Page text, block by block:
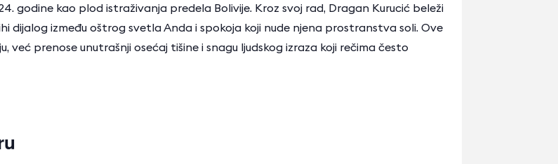
godine kao plod istraživanja predela Bolivije. Kroz svoj rad, Dragan Kurucić beleži
dijalog između oštrog svetla Anda i spokoja koji nude njena prostranstva soli. Ove
prenose unutrašnji osećaj tišine i snagu ljudskog izraza koji rečima često